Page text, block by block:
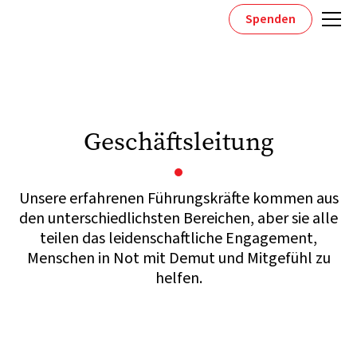
Spenden
Geschäftsleitung
Unsere erfahrenen Führungskräfte kommen aus
den unterschiedlichsten Bereichen, aber sie alle
teilen das leidenschaftliche Engagement,
Menschen in Not mit Demut und Mitgefühl zu
helfen.